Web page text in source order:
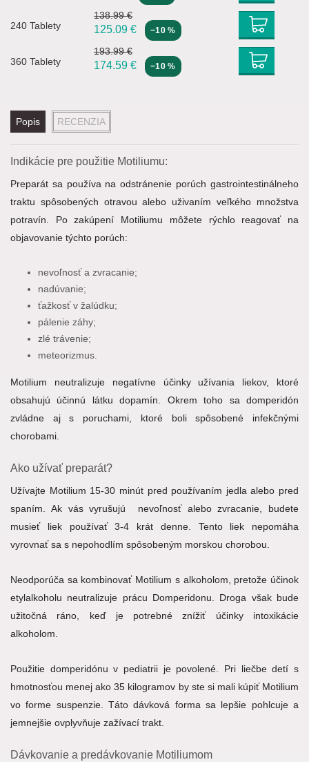
240 Tablety
138.99 €
125.09 € −10 %
360 Tablety
193.99 €
174.59 € −10 %
Popis RECENZIA
Indikácie pre použitie Motiliumu:
Preparát sa používa na odstránenie porúch gastrointestinálneho
traktu spôsobených otravou alebo uživaním veľkého množstva
potravín. Po zakúpení Motiliumu môžete rýchlo reagovať na
objavovanie týchto porúch:
nevoľnosť a zvracanie;
nadúvanie;
ťažkosť v žalúdku;
pálenie záhy;
zlé trávenie;
meteorizmus.
Motilium neutralizuje negatívne účinky užívania liekov, ktoré
obsahujú účinnú látku dopamín. Okrem toho sa domperidón
zvládne aj s poruchami, ktoré boli spôsobené infekčnými
chorobami.
Ako užívať preparát?
Užívajte Motilium 15-30 minút pred používaním jedla alebo pred
spaním. Ak vás vyrušujú nevoľnosť alebo zvracanie, budete
musieť liek používať 3-4 krát denne. Tento liek nepomáha
vyrovnať sa s nepohodlím spôsobeným morskou chorobou.
Neodporúča sa kombinovať Motilium s alkoholom, pretože účinok
etylalkoholu neutralizuje prácu Domperidonu. Droga však bude
užitočná ráno, keď je potrebné znížiť účinky intoxikácie
alkoholom.
Použitie domperidónu v pediatrii je povolené. Pri liečbe detí s
hmotnosťou menej ako 35 kilogramov by ste si mali kúpiť Motilium
vo forme suspenzie. Táto dávková forma sa lepšie pohlcuje a
jemnejšie ovplyvňuje zažívací trakt.
Dávkovanie a predávkovanie Motiliumom